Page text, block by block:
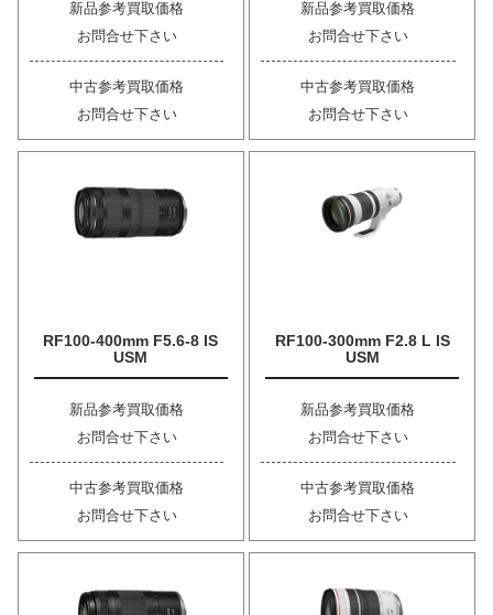
新品参考買取価格
お問合せ下さい
中古参考買取価格
お問合せ下さい
新品参考買取価格
お問合せ下さい
中古参考買取価格
お問合せ下さい
RF100-400mm F5.6-8 IS
USM
新品参考買取価格
お問合せ下さい
中古参考買取価格
お問合せ下さい
RF100-300mm F2.8 L IS
USM
新品参考買取価格
お問合せ下さい
中古参考買取価格
お問合せ下さい